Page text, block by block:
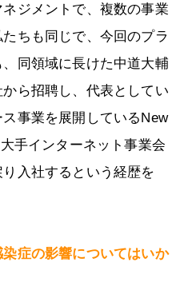
ジメントで、複数の事業
ちも同じで、今回のプラ
同領域に長けた中道大輔
ら招聘し、代表としてい
事業を展開しているNew
手インターネット事業会
入社するという経歴を
症の影響についてはいか